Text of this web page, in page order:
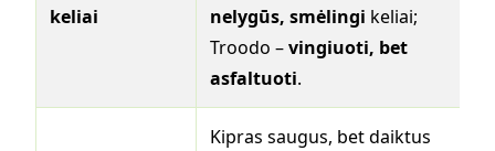
keliai
nelygūs, smėlingi keliai;
Troodo –vingiuoti, bet
asfaltuoti.
Kipras saugus, bet daiktus